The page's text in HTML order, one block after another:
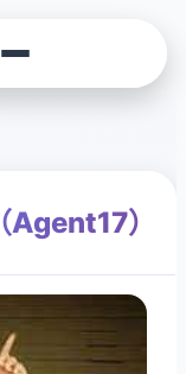
）